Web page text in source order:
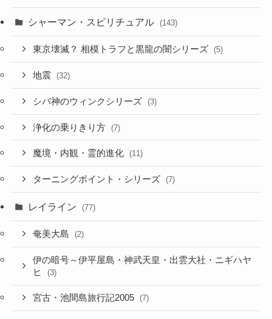
シャーマン・スピリチュアル (143)
東京壊滅？ 相模トラフと黒龍の闇シリーズ (5)
地震 (32)
シバ神のウィンクシリーズ (3)
浄化の乗りきり方 (7)
魔境・内観・霊的進化 (11)
ターニングポイント・シリーズ (7)
レイライン (77)
奄美大島 (2)
伊の暗号～伊平屋島・神武天皇・出雲大社・ニギハヤ
ヒ
(3)
宮古・池間島旅行記2005 (7)